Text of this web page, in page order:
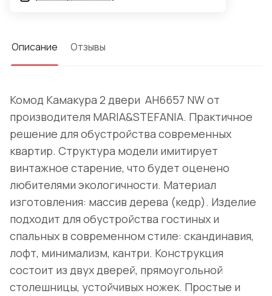
Описание Отзывы
Комод Камакура 2 двери AH6657 NW от
производителя MARIA&STEFANIA. Практичное
решение для обустройства современных
квартир. Структура модели имитирует
винтажное старение, что будет оценено
любителями экологичности. Материал
изготовления: массив дерева (кедр). Изделие
подходит для обустройства гостиных и
спальных в современном стиле: скандинавия,
лофт, минимализм, кантри. Конструкция
состоит из двух дверей, прямоугольной
столешницы, устойчивых ножек. Простые и